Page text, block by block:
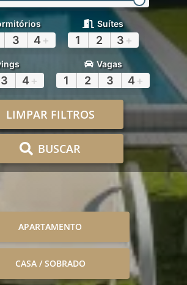
3 4 +
Suítes
1 2 3 +
3 4 +
Vagas
1 2 3 4 +
LIMPAR FILTROS
BUSCAR
APARTAMENTO
CASA / SOBRADO